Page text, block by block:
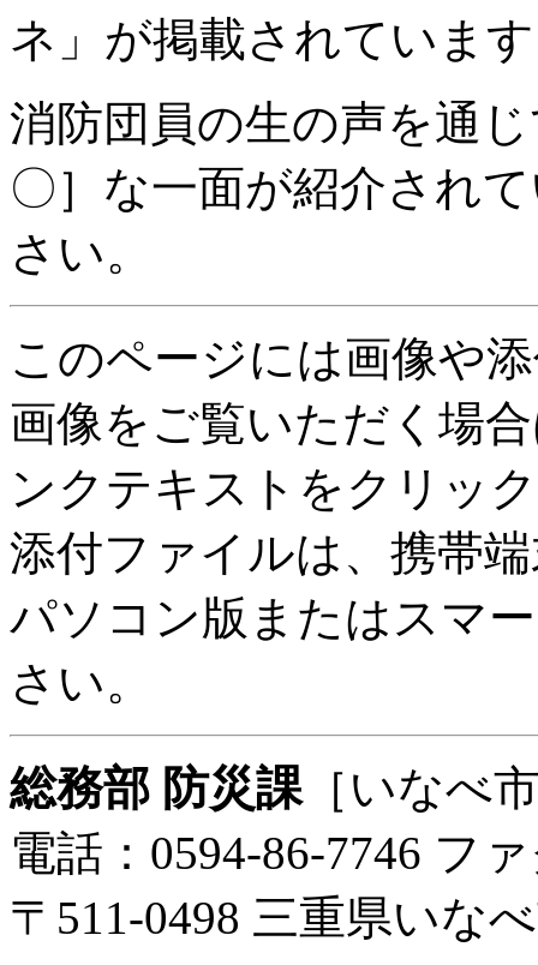
ネ」が掲載されていま
消防団員の生の声を通
〇］な一面が紹介され
さい。
このページには画像や
画像をご覧いただく場
ンクテキストをクリッ
添付ファイルは、携帯
パソコン版またはスマ
さい。
総務部 防災課［いなべ
電話：0594-86-7746 フ
〒511-0498 三重県いな